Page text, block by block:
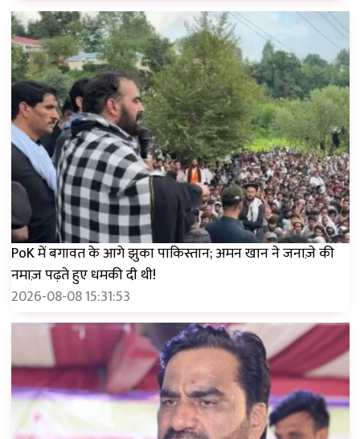
PoK में बगावत के आगे झुका पाकिस्तान; अमन खान ने जनाज़े की
नमाज़ पढ़ते हुए धमकी दी थी!
2026-08-08 15:31:53